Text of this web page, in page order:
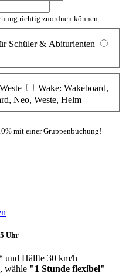
richtig zuordnen können
Schüler & Abiturienten
Wake: Wakeboard,
Neo, Weste, Helm
mit einer Gruppenbuchung!
Uhr
und Hälfte 30 km/h
wähle "1 Stunde flexibel"